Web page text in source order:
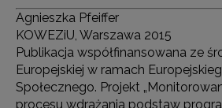
Agnieszka Pfeiffer
KOWEZiU, Warszawa 2015
Publikacja współfinansowana ze
Europejskiej w ramach
Społecznego. Projekt
procesu wdrażania podstaw